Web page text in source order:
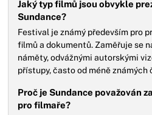
Jaký typ filmů jsou obvykle
Sundance?
Festival je známý především pro
filmů a dokumentů. Zaměřuje se
náměty, odvážnými autorskými
přístupy, často od méně
Proč je Sundance považován
pro filmaře?